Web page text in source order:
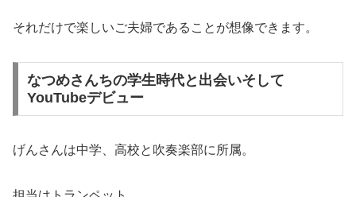
それだけで楽しいご夫婦であることが想像できます。
なつめさんちの学生時代と出会いそして
YouTubeデビュー
げんさんは中学、高校と吹奏楽部に所属。